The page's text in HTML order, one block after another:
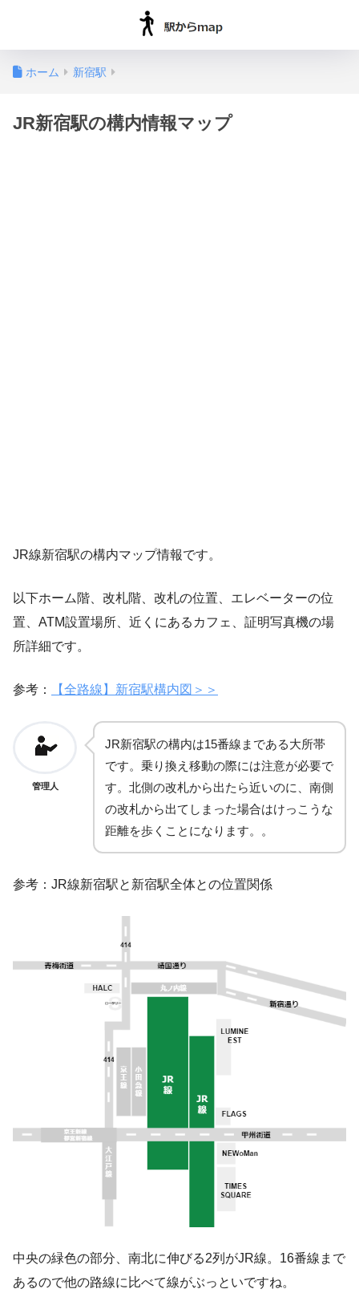
ホーム 新宿駅
JR新宿駅の構内情報マップ
JR線新宿駅の構内マップ情報です。
以下ホーム階、改札階、改札の位置、エレベーターの位
置、ATM設置場所、近くにあるカフェ、証明写真機の場
所詳細です。
参考： 【全路線】新宿駅構内図＞＞
管理人
JR新宿駅の構内は15番線まである大所帯
です。乗り換え移動の際には注意が必要で
す。北側の改札から出たら近いのに、南側
の改札から出てしまった場合はけっこうな
距離を歩くことになります。。
参考：JR線新宿駅と新宿駅全体との位置関係
中央の緑色の部分、南北に伸びる2列がJR線。16番線まで
あるので他の路線に比べて線がぶっといですね。